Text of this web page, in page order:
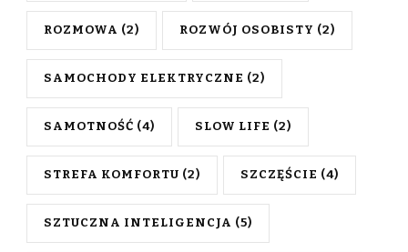
ROZMOWA (2) ROZWÓJ OSOBISTY (2)
SAMOCHODY ELEKTRYCZNE (2)
SAMOTNOŚĆ (4) SLOW LIFE (2)
STREFA KOMFORTU (2) SZCZĘŚCIE (4)
SZTUCZNA INTELIGENCJA (5)